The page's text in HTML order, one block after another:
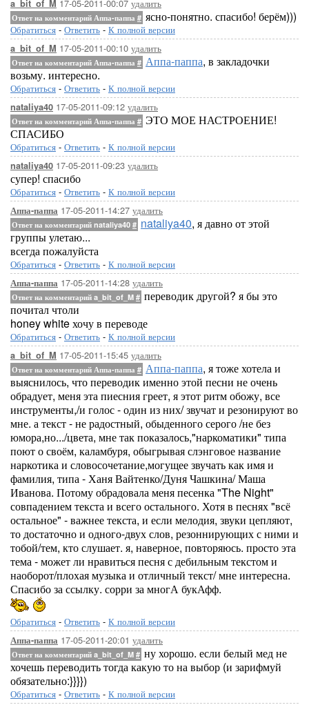
a_bit_of_M 17-05-2011-00:07 удалить
Ответ на комментарий Аппа-паппа # ясно-понятно. спасибо! берём)))
Обратиться - Ответить - К полной версии
a_bit_of_M 17-05-2011-00:10 удалить
Ответ на комментарий Аппа-паппа # Аппа-паппа, в закладочки
возьму. интересно.
Обратиться - Ответить - К полной версии
nataliya40 17-05-2011-09:12 удалить
Ответ на комментарий Аппа-паппа # ЭТО МОЕ НАСТРОЕНИЕ!
СПАСИБО
Обратиться - Ответить - К полной версии
nataliya40 17-05-2011-09:23 удалить
супер! спасибо
Обратиться - Ответить - К полной версии
Аппа-паппа 17-05-2011-14:27 удалить
Ответ на комментарий nataliya40 # nataliya40, я давно от этой
группы улетаю...
всегда пожалуйста
Обратиться - Ответить - К полной версии
Аппа-паппа 17-05-2011-14:28 удалить
Ответ на комментарий a_bit_of_M # переводик другой? я бы это
почитал чтоли
honey white хочу в переводе
Обратиться - Ответить - К полной версии
a_bit_of_M 17-05-2011-15:45 удалить
Ответ на комментарий Аппа-паппа # Аппа-паппа, я тоже хотела и
выяснилось, что переводик именно этой песни не очень
обрадует, меня эта пиесния греет, я этот ритм обожу, все
инструменты,/и голос - один из них/ звучат и резонируют во
мне. а текст - не радостный, обыденного серого /не без
юмора,но.../цвета, мне так показалось,"наркоматики" типа
поют о своём, каламбуря, обыгрывая слэнговое название
наркотика и словосочетание,могущее звучать как имя и
фамилия, типа - Ханя Вайтенко/Дуня Чашкина/ Маша
Иванова. Потому обрадовала меня песенка "The Night"
совпадением текста и всего остального. Хотя в песнях "всё
остальное" - важнее текста, и если мелодия, звуки цепляют,
то достаточно и одного-двух слов, резоннирующих с ними и
тобой/тем, кто слушает. я, наверное, повторяюсь. просто эта
тема - может ли нравиться песня с дебильным текстом и
наоборот/плохая музыка и отличный текст/ мне интересна.
Спасибо за ссылку. сорри за многА букАфф.
Обратиться - Ответить - К полной версии
Аппа-паппа 17-05-2011-20:01 удалить
Ответ на комментарий a_bit_of_M # ну хорошо. если белый мед не
хочешь переводить тогда какую то на выбор (и зарифмуй
обязательно:}}}})
Обратиться - Ответить - К полной версии